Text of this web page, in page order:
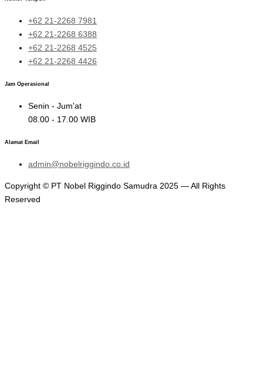
+62 21-2268 7981
+62 21-2268 6388
+62 21-2268 4525
+62 21-2268 4426
Jam Operasional
Senin - Jum'at
08.00 - 17.00 WIB
Alamat Email
admin@nobelriggindo.co.id
Copyright © PT Nobel Riggindo Samudra 2025 — All Rights
Reserved